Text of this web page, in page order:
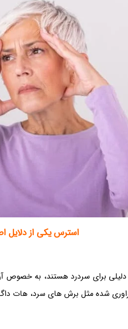
استرس یکی از دلایل
برای سردرد هستند، به خصوص
شده مثل برش های سرد، هات